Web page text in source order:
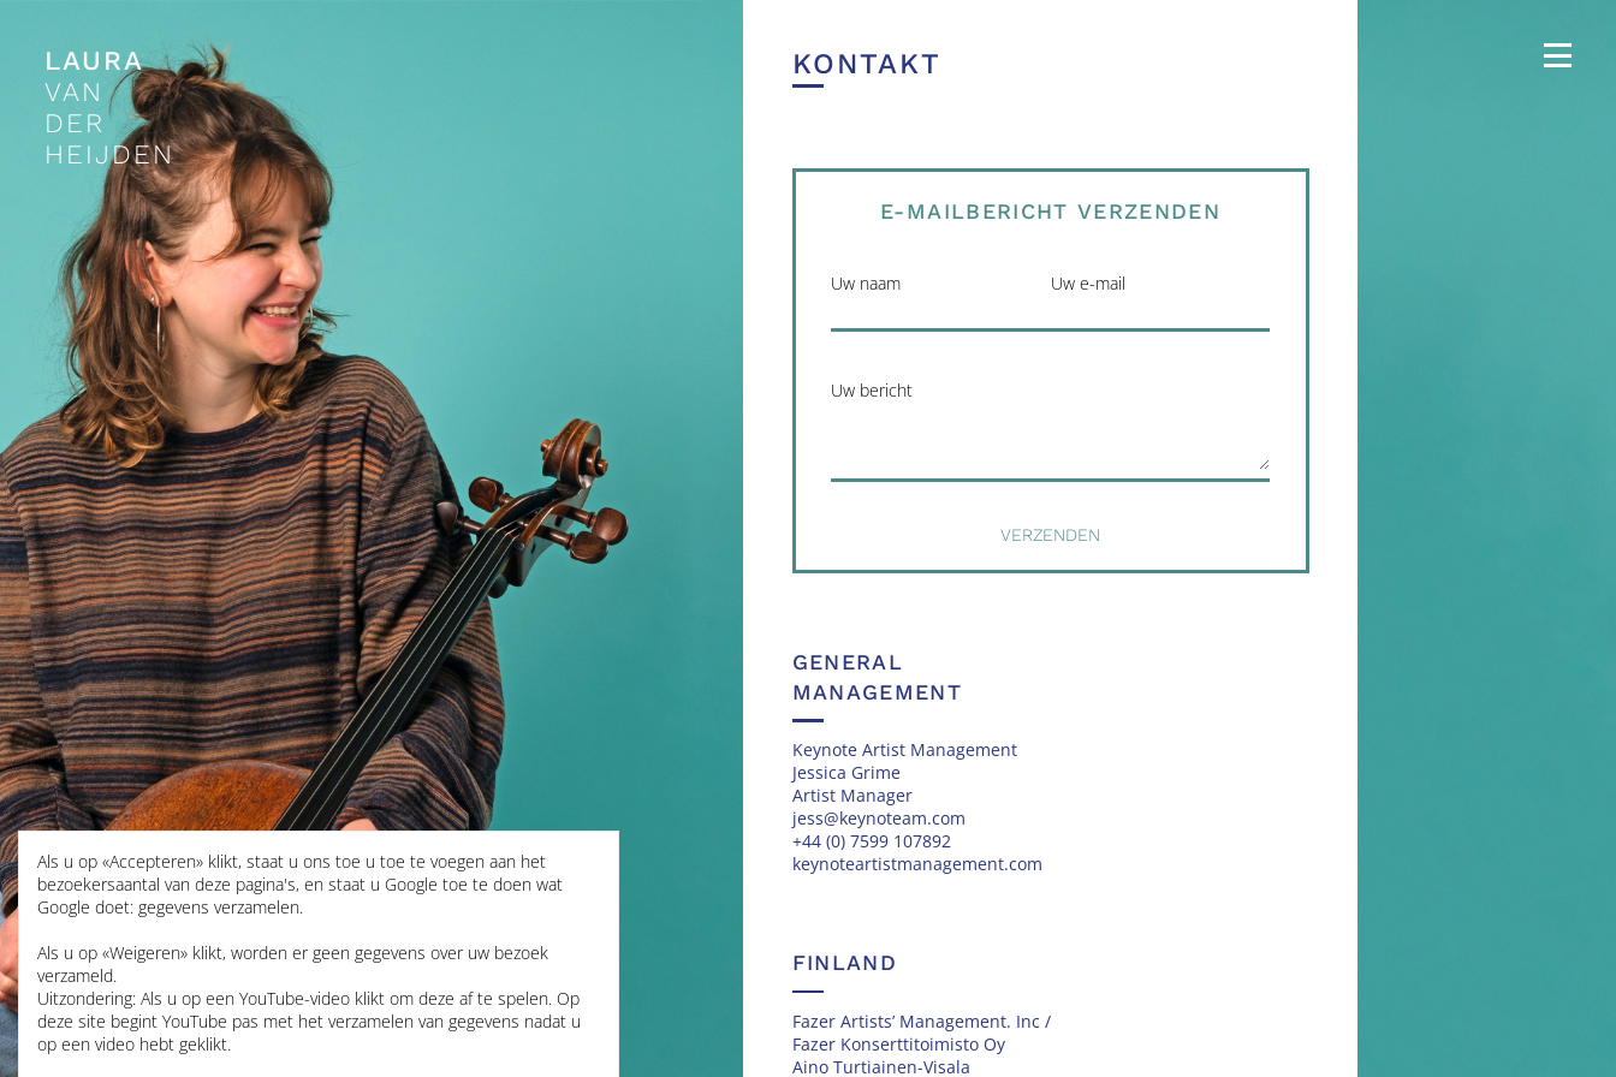
LAURA
VAN
DER
HEIJDEN
KONTAKT
E-MAILBERICHT VERZENDEN
Uw naam Uw e-mail
Uw bericht
GENERAL
MANAGEMENT
Keynote Artist Management
Jessica Grime
Artist Manager
jess@keynoteam.com
+44 (0) 7599 107892
keynoteartistmanagement.com
FINLAND
Fazer Artists’ Management. Inc /
Fazer Konserttitoimisto Oy
Aino Turtiainen-Visala
Als u op «Accepteren» klikt, staat u ons toe u toe te voegen aan het
bezoekersaantal van deze pagina's, en staat u Google toe te doen wat
Google doet: gegevens verzamelen.
Als u op «Weigeren» klikt, worden er geen gegevens over uw bezoek
verzameld.
Uitzondering: Als u op een YouTube-video klikt om deze af te spelen. Op
deze site begint YouTube pas met het verzamelen van gegevens nadat u
op een video hebt geklikt.